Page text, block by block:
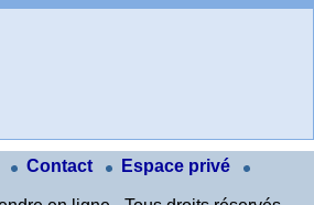
Contact Espace privé